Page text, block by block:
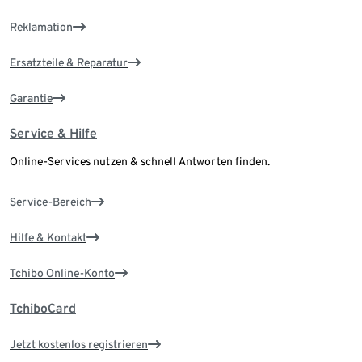
Reklamation
Ersatzteile & Reparatur
Garantie
Service & Hilfe
Online-Services nutzen & schnell Antworten finden.
Service-Bereich
Hilfe & Kontakt
Tchibo Online-Konto
TchiboCard
Jetzt kostenlos registrieren